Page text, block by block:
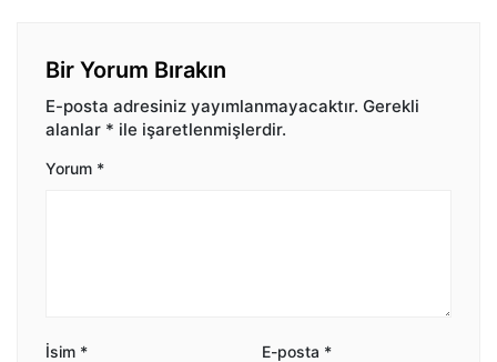
Bir Yorum Bırakın
E-posta adresiniz yayımlanmayacaktır. Gerekli
alanlar * ile işaretlenmişlerdir.
Yorum *
İsim * E-posta *